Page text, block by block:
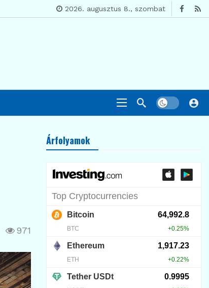
2026. augusztus 8., szombat
971
Árfolyamok